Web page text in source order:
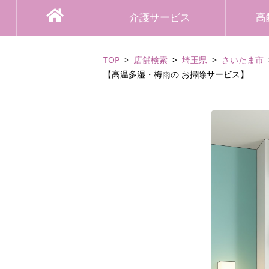
介護サービス 高
TOP 店舗検索 埼玉県
さいたま市
【高温多湿・梅雨の お掃除サービス】